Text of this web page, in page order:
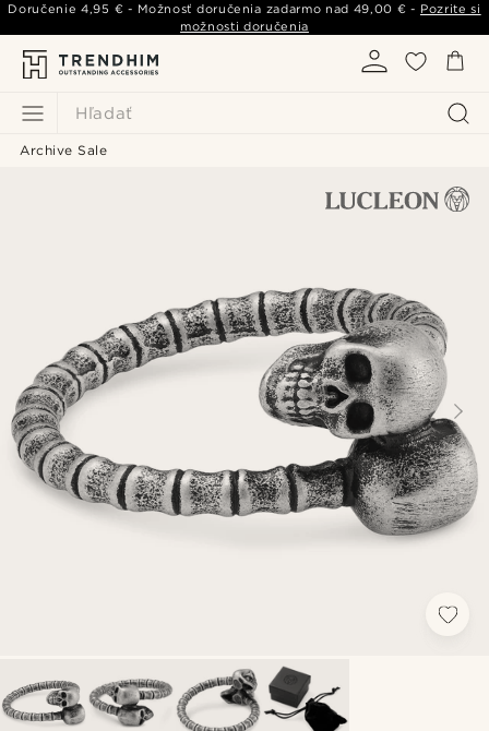
Hľadať
Doručenie4,95 € - Možnosť doručenia zadarmo nad 49,00 € - Pozrite si
možnosti doručenia
Archive Sale